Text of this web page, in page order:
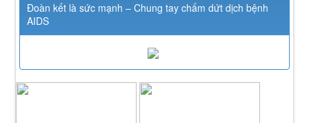
Đoàn kết là sức mạnh – Chung tay chấm dứt dịch bệnh
AIDS